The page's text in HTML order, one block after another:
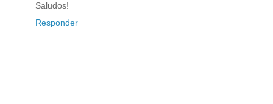
Saludos!
Responder